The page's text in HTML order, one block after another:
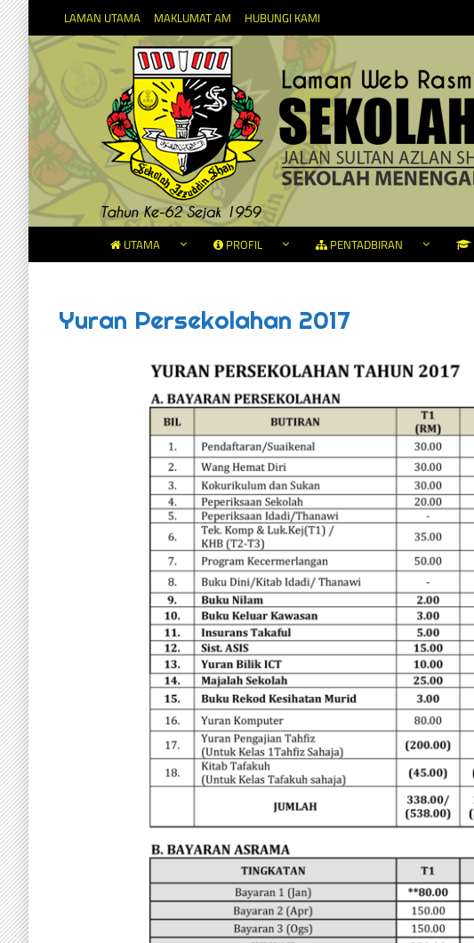
LAMAN UTAMA MAKLUMAT AM HUBUNGI KAMI
UTAMA PROFIL PENTADBIRAN
Yuran Persekolahan 2017